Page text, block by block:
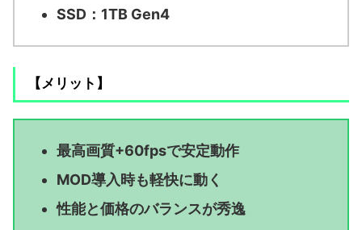
SSD：1TB Gen4
【メリット】
最高画質+60fpsで安定動作
MOD導入時も軽快に動く
性能と価格のバランスが秀逸